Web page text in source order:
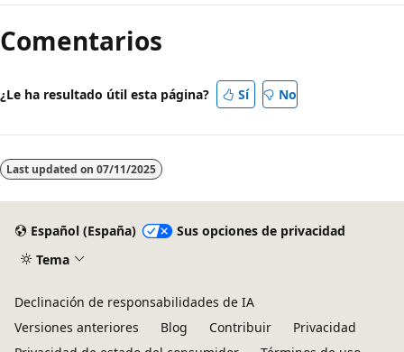
Comentarios
¿Le ha resultado útil esta página? Sí No
Last updated on 07/11/2025
Español (España)
Sus opciones de privacidad
Tema
Declinación de responsabilidades de IA
Versiones anteriores
Blog Contribuir
Privacidad